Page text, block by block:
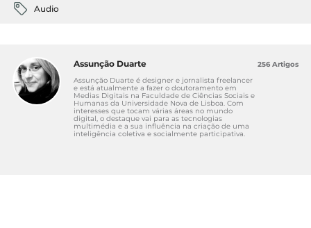
Audio
Assunção Duarte
Assunção Duarte é designer e jornalista freelancer
e está atualmente a fazer o doutoramento em
Medias Digitais na Faculdade de Ciências Sociais e
Humanas da Universidade Nova de Lisboa. Com
interesses que tocam várias áreas no mundo
digital, o destaque vai para as tecnologias
multimédia e a sua influência na criação de uma
inteligência coletiva e socialmente participativa.
256 Artigos